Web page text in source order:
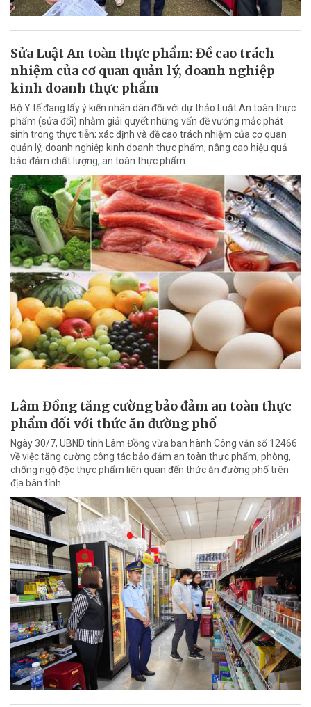
Sửa Luật An toàn thực phẩm: Đề cao trách
nhiệm của cơ quan quản lý, doanh nghiệp
kinh doanh thực phẩm
Bộ Y tế đang lấy ý kiến nhân dân đối với dự thảo Luật An toàn thực
phẩm (sửa đổi) nhằm giải quyết những vấn đề vướng mắc phát
sinh trong thực tiễn; xác định và đề cao trách nhiệm của cơ quan
quản lý, doanh nghiệp kinh doanh thực phẩm, nâng cao hiệu quả
bảo đảm chất lượng, an toàn thực phẩm.
Lâm Đồng tăng cường bảo đảm an toàn thực
phẩm đối với thức ăn đường phố
Ngày 30/7, UBND tỉnh Lâm Đồng vừa ban hành Công văn số 12466
về việc tăng cường công tác bảo đảm an toàn thực phẩm, phòng,
chống ngộ độc thực phẩm liên quan đến thức ăn đường phố trên
địa bàn tỉnh.